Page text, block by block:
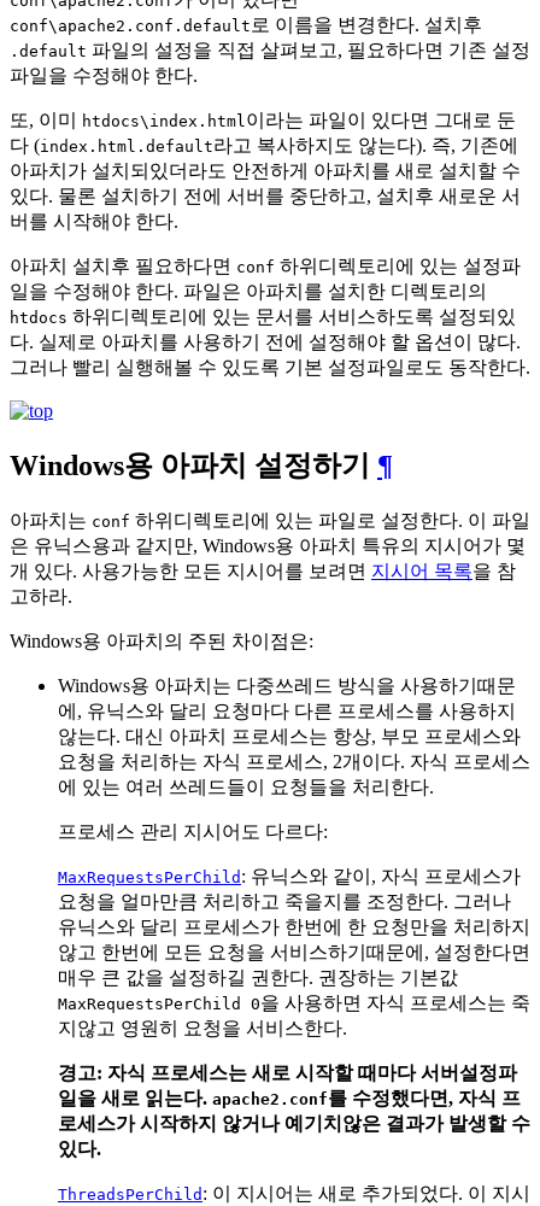
conf\apache2.conf.default 로 이름을 변경한다. 설치후
.default 파일의 설정을 직접 살펴보고, 필요하다면 기존 설정
파일을 수정해야 한다.
또, 이미 htdocs\index.html이라는 파일이 있다면 그대로 둔
다 (index.html.default라고 복사하지도 않는다). 즉, 기존에
아파치가 설치되있더라도 안전하게 아파치를 새로 설치할 수
있다. 물론 설치하기 전에 서버를 중단하고, 설치후 새로운 서
버를 시작해야 한다.
아파치 설치후 필요하다면 conf 하위디렉토리에 있는 설정파
일을 수정해야 한다. 파일은 아파치를 설치한 디렉토리의
htdocs 하위디렉토리에 있는 문서를 서비스하도록 설정되있
다. 실제로 아파치를 사용하기 전에 설정해야 할 옵션이 많다.
그러나 빨리 실행해볼 수 있도록 기본 설정파일로도 동작한다.
Windows용 아파치 설정하기 ¶
아파치는 conf 하위디렉토리에 있는 파일로 설정한다. 이 파일
은 유닉스용과 같지만, Windows용 아파치 특유의 지시어가 몇
개 있다. 사용가능한 모든 지시어를 보려면 지시어 목록을 참
고하라.
Windows용 아파치의 주된 차이점은:
Windows용 아파치는 다중쓰레드 방식을 사용하기때문
에, 유닉스와 달리 요청마다 다른 프로세스를 사용하지
않는다. 대신 아파치 프로세스는 항상, 부모 프로세스와
요청을 처리하는 자식 프로세스, 2개이다. 자식 프로세스
에 있는 여러 쓰레드들이 요청들을 처리한다.
프로세스 관리 지시어도 다르다:
MaxRequestsPerChild : 유닉스와 같이, 자식 프로세스가
요청을 얼마만큼 처리하고 죽을지를 조정한다. 그러나
유닉스와 달리 프로세스가 한번에 한 요청만을 처리하지
않고 한번에 모든 요청을 서비스하기때문에, 설정한다면
매우 큰 값을 설정하길 권한다. 권장하는 기본값
MaxRequestsPerChild 0을 사용하면 자식 프로세스는 죽
지않고 영원히 요청을 서비스한다.
경고: 자식 프로세스는 새로 시작할 때마다 서버설정파
일을 새로 읽는다. apache2.conf를 수정했다면, 자식 프
로세스가 시작하지 않거나 예기치않은 결과가 발생할 수
있다.
ThreadsPerChild : 이 지시어는 새로 추가되었다. 이 지시